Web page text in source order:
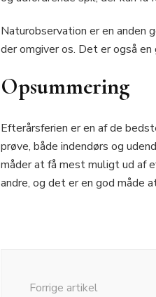
Naturobservation er en anden
der omgiver os. Det er også
Opsummering
Efterårsferien er en af de
prøve, både indendørs og
måder at få mest muligt ud af
andre, og det er en god måde
Forrige artikel